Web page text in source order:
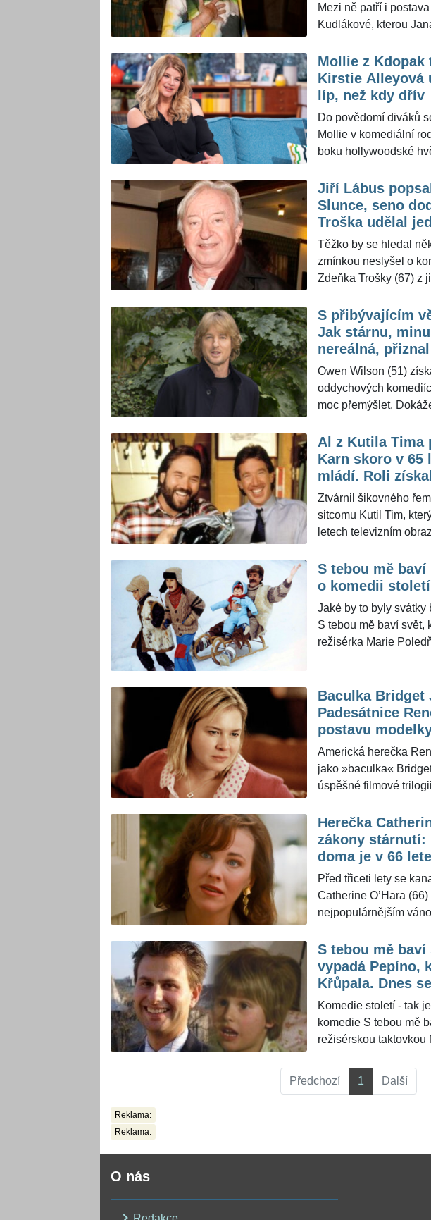
Mezi ně patří i
Kudlákové, kterou
vzpomíná na
české
proběhlo bez
pro nás bylo docela
ŽivotvČesku.cz.
Mollie z Kdopak
Kirstie Alleyová
líp, než kdy dřív
Do povědomí diváků
Mollie v komediální
boku hollywoodské
kariéry prošla
pomohly najít sebe
štěstí. Byla
kilogramy navíc,
problémy. Nicméně
podařilo překonat těžké
Jiří Lábus
Slunce, seno
Troška udělal
Těžko by se hledal
zmínkou neslyšel o
Zdeňka Trošky (67) z
legendární herec,
pro ŽivotvČesku.cz
které probíhalo také v
netušil, že to bude
se komedie budou
S přibývajícím
Jak stárnu,
nereálná,
Owen Wilson (51)
oddychových
moc přemýšlet.
osobnost sahá
ukazuje nejčastěji.
připustil, že minulost
Al z Kutila Tima
Karn skoro v 65
mládí. Roli
Ztvárnil šikovného
sitcomu Kutil Tim,
letech televizním
kolegou a hlavním
byl v seriálu jeho
S tebou mě
o komedii
Jaké by to byly
S tebou mě baví svět,
režisérka Marie
poněkolikáté s chutí
možná o legendárním
ŽivotvČesku.cz vám
Baculka Bridget
Padesátnice
postavu
Americká herečka
jako »baculka«
úspěšné filmové
ale nakonec si
postavu a zdá se, že
vyhýbá přirozenému
Herečka
zákony stárnutí:
doma je v 66
Před třiceti lety se
Catherine O’Hara
nejpopulárnějším
v té době zrzavé
módním trendům. Ani
kultovní komedie však
sedmdesátce, popírá
S tebou mě
vypadá Pepíno,
Křůpala. Dnes
společnosti
Komedie století - tak
komedie S tebou mě
režisérskou
a sledují role
Předchozí 1 Další
Reklama:
Reklama:
O nás